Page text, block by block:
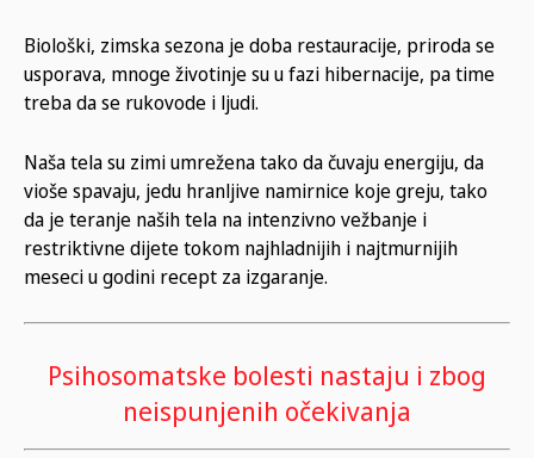
Biološki, zimska sezona je doba restauracije, priroda se
usporava, mnoge životinje su u fazi hibernacije, pa time
treba da se rukovode i ljudi.
Naša tela su zimi umrežena tako da čuvaju energiju, da
vioše spavaju, jedu hranljive namirnice koje greju, tako
da je teranje naših tela na intenzivno vežbanje i
restriktivne dijete tokom najhladnijih i najtmurnijih
meseci u godini recept za izgaranje.
Psihosomatske bolesti nastaju i zbog
neispunjenih očekivanja